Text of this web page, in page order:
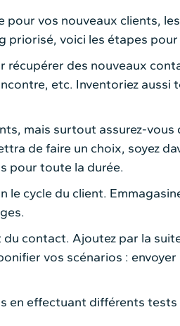
pour vos nouveaux clients,
priorisé, voici les étapes pour
récupérer des nouveaux
etc. Inventoriez aussi
mais surtout assurez-vous
de faire un choix, soyez
pour toute la durée.
le cycle du client.
du contact. Ajoutez par la
vos scénarios : envoyer
en effectuant différents